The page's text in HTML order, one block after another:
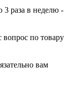
3 раза в неделю -
по товару
вам